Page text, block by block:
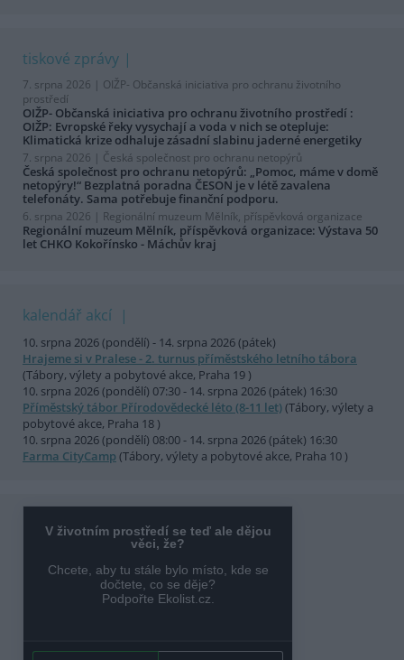
tiskové zprávy
7. srpna 2026 | OIŽP- Občanská iniciativa pro ochranu životního
prostředí
OIŽP- Občanská iniciativa pro ochranu životního prostředí :
OIŽP: Evropské řeky vysychají a voda v nich se otepluje:
Klimatická krize odhaluje zásadní slabinu jaderné energetiky
7. srpna 2026 | Česká společnost pro ochranu netopýrů
Česká společnost pro ochranu netopýrů: „Pomoc, máme v domě
netopýry!“ Bezplatná poradna ČESON je v létě zavalena
telefonáty. Sama potřebuje finanční podporu.
6. srpna 2026 | Regionální muzeum Mělník, příspěvková organizace
Regionální muzeum Mělník, příspěvková organizace: Výstava 50
let CHKO Kokořínsko - Máchův kraj
kalendář akcí
10. srpna 2026 (pondělí) - 14. srpna 2026 (pátek)
Hrajeme si v Pralese - 2. turnus příměstského letního tábora
(Tábory, výlety a pobytové akce, Praha 19 )
10. srpna 2026 (pondělí) 07:30 - 14. srpna 2026 (pátek) 16:30
Příměstský tábor Přírodovědecké léto (8-11 let)(Tábory, výlety a
pobytové akce, Praha 18 )
10. srpna 2026 (pondělí) 08:00 - 14. srpna 2026 (pátek) 16:30
Farma CityCamp (Tábory, výlety a pobytové akce, Praha 10 )